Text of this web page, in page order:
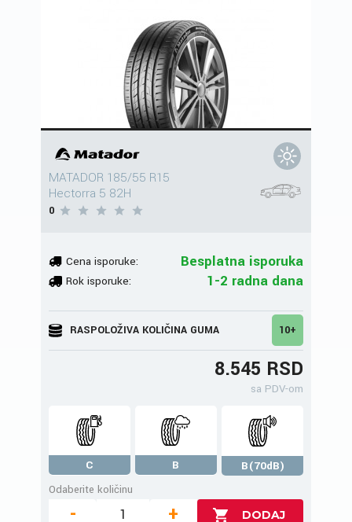
MATADOR 185/55 R15
Hectorra 5 82H
0
Cena isporuke: Besplatna isporuka
Rok isporuke: 1-2 radna dana
RASPOLOŽIVA KOLIČINA GUMA 10+
8.545 RSD
sa PDV-om
C B
B(70dB)
Odaberite količinu
- +